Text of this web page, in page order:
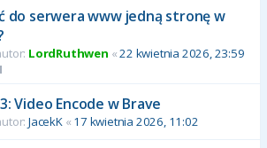
do serwera www jedną stronę w
LordRuthwen «22 kwietnia 2026, 23:59
Video Encode w Brave
JacekK« 17 kwietnia 2026, 11:02